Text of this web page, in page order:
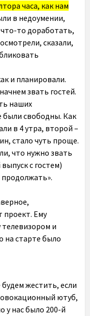
часа, как нам
в недоумении,
то доработать,
сказали,
и планировали.
звать гостей.
наших
были свободны. Как
в 4 утра, второй –
стало чуть проще.
что нужно звать
с гостем)
проект. Ему
телевизором и
на старте было
жестить, если
ютуб,
у нас было 200-й